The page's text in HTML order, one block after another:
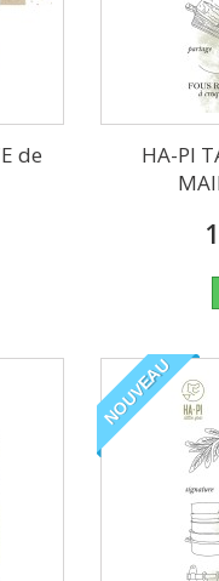
de
HA-PI
NOUVEAU